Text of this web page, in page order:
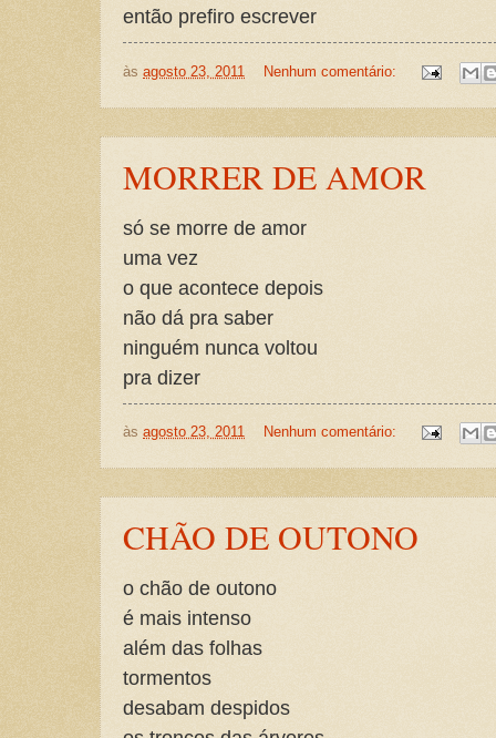
então prefiro escrever
às agosto 23, 2011 Nenhum comentário:
MORRER DE AMOR
só se morre de amor
uma vez
o que acontece depois
não dá pra saber
ninguém nunca voltou
pra dizer
às agosto 23, 2011 Nenhum comentário:
CHÃO DE OUTONO
o chão de outono
é mais intenso
além das folhas
tormentos
desabam despidos